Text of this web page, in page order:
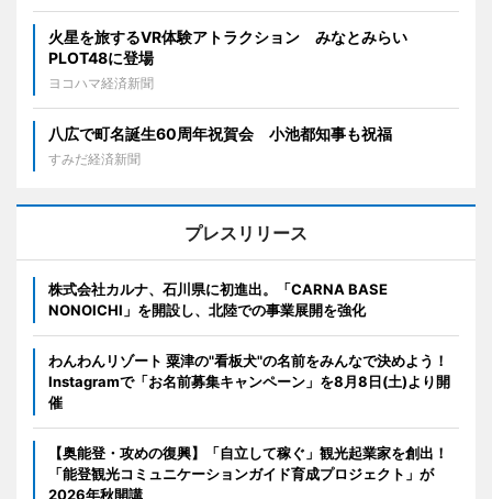
火星を旅するVR体験アトラクション みなとみらい
PLOT48に登場
ヨコハマ経済新聞
八広で町名誕生60周年祝賀会 小池都知事も祝福
すみだ経済新聞
プレスリリース
株式会社カルナ、石川県に初進出。「CARNA BASE
NONOICHI」を開設し、北陸での事業展開を強化
わんわんリゾート 粟津の"看板犬"の名前をみんなで決めよう！
Instagramで「お名前募集キャンペーン」を8月8日(土)より開
催
【奥能登・攻めの復興】「自立して稼ぐ」観光起業家を創出！
「能登観光コミュニケーションガイド育成プロジェクト」が
2026年秋開講